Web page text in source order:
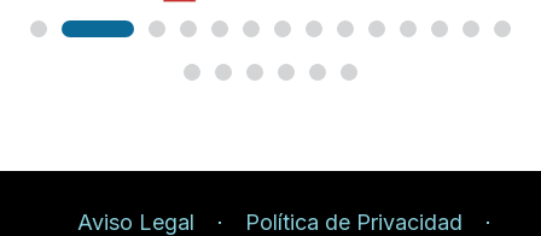
Aviso Legal
Política de Privacidad